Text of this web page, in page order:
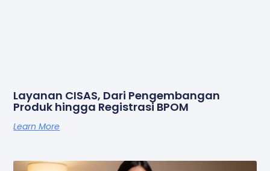
Layanan CISAS, Dari Pengembangan
Produk hingga Registrasi BPOM
Learn More